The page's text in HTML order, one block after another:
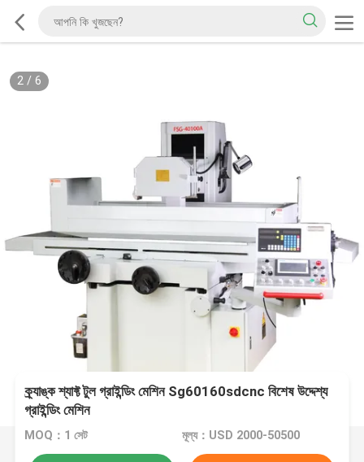
2/ 6
ক্র্যাঙ্ক শ্যাফ্ট টুল গ্রাইন্ডিং মেশিন Sg60160sdcnc বিশেষ উদ্দেশ্য
গ্রাইন্ডিং মেশিন
MOQ：1 সেট মূল্য：USD 2000-50500